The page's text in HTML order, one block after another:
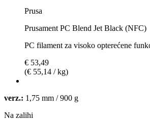
Prusa
Prusament PC Blend Jet Black (NFC)
PC filament za visoko opterećene
€ 53,49
(€ 55,14 / kg)
verz.: 1,75 mm / 900 g
Na zalihi